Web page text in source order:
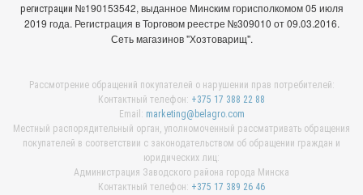
регистрации №190153542, выданное Минcким горисполкомом 05 июля
2019 года. Регистрация в Торговом реестре №309010 от 09.03.2016.
Сеть магазинов "Хозтоварищ".
Рассмотрение обращений покупателей о нарушении прав потребителей:
Контактный телефон: +375 17 388 22 88
Email: marketing@belagro.com
Местный распорядительный орган, уполномоченный рассматривать обращения
покупателей в соответствии с законодательством об обращении граждан и
юридических лиц:
Администрация Заводского района города Минска
Контактный телефон: +375 17 389 26 46